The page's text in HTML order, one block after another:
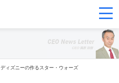
ディズニーの作るスター・ウォーズ